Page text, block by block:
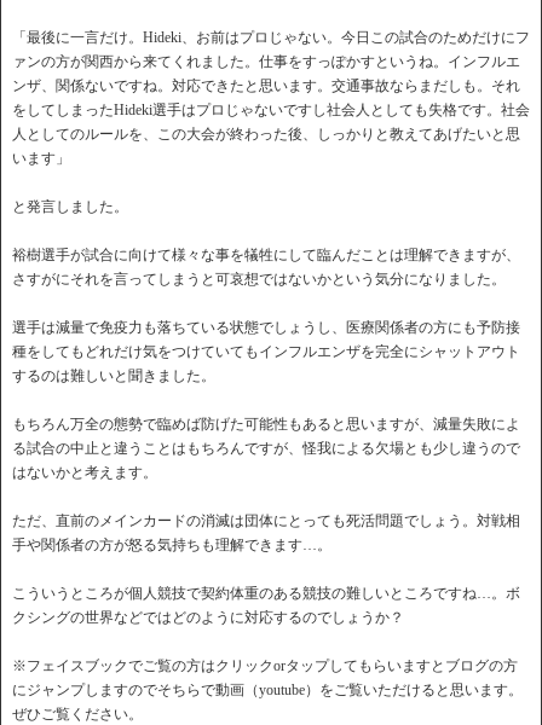
「最後に一言だけ。Hideki、お前はプロじゃない。今日この試合のためだけにフ
ァンの方が関西から来てくれました。仕事をすっぽかすというね。インフルエ
ンザ、関係ないですね。対応できたと思います。交通事故ならまだしも。それ
をしてしまったHideki選手はプロじゃないですし社会人としても失格です。社会
人としてのルールを、この大会が終わった後、しっかりと教えてあげたいと思
います」
と発言しました。
裕樹選手が試合に向けて様々な事を犠牲にして臨んだことは理解できますが、
さすがにそれを言ってしまうと可哀想ではないかという気分になりました。
選手は減量で免疫力も落ちている状態でしょうし、医療関係者の方にも予防接
種をしてもどれだけ気をつけていてもインフルエンザを完全にシャットアウト
するのは難しいと聞きました。
もちろん万全の態勢で臨めば防げた可能性もあると思いますが、減量失敗によ
る試合の中止と違うことはもちろんですが、怪我による欠場とも少し違うので
はないかと考えます。
ただ、直前のメインカードの消滅は団体にとっても死活問題でしょう。対戦相
手や関係者の方が怒る気持ちも理解できます…。
こういうところが個人競技で契約体重のある競技の難しいところですね…。ボ
クシングの世界などではどのように対応するのでしょうか？
※フェイスブックでご覧の方はクリックorタップしてもらいますとブログの方
にジャンプしますのでそちらで動画（youtube）をご覧いただけると思います。
ぜひご覧ください。